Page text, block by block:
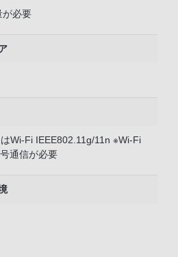
が必要
Wi-Fi IEEE802.11g/11n ※Wi-Fi
通信が必要